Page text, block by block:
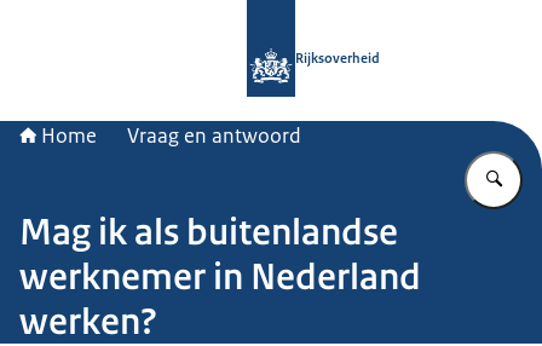
Rijksoverheid
Home Vraag en antwoord
Mag ik als buitenlandse
werknemer in Nederland
werken?